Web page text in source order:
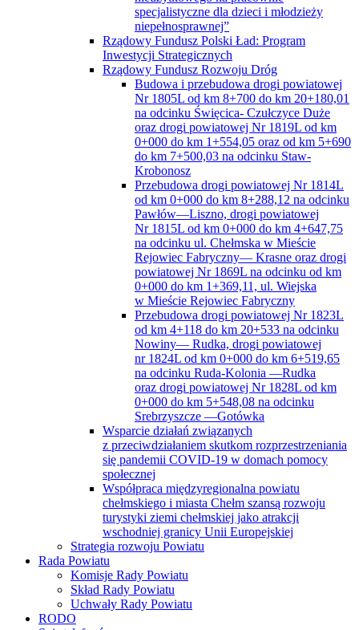
na odcinku Święcica- Czułczyce Duże
oraz drogi powiatowej Nr 1819L od km
0+000 do km 1+554,05 oraz od km 5+690
do km 7+500,03 na odcinku Staw-
Krobonosz
Przebudowa drogi powiatowej Nr 1814L
od km 0+000 do km 8+288,12 na odcinku
Pawłów—Liszno, drogi powiatowej
Nr 1815L od km 0+000 do km 4+647,75
na odcinku ul. Chełmska w Mieście
Rejowiec Fabryczny— Krasne oraz drogi
powiatowej Nr 1869L na odcinku od km
0+000 do km 1+369,11, ul. Wiejska
w Mieście Rejowiec Fabryczny
Przebudowa drogi powiatowej Nr 1823L
od km 4+118 do km 20+533 na odcinku
Nowiny— Rudka, drogi powiatowej
nr 1824L od km 0+000 do km 6+519,65
na odcinku Ruda-Kolonia —Rudka
oraz drogi powiatowej Nr 1828L od km
0+000 do km 5+548,08 na odcinku
Srebrzyszcze —Gotówka
Wsparcie działań związanych
z przeciwdziałaniem skutkom rozprzestrzeniania
się pandemii COVID-19 w domach pomocy
społecznej
Współpraca międzyregionalna powiatu
chełmskiego i miasta Chełm szansą rozwoju
turystyki ziemi chełmskiej jako atrakcji
wschodniej granicy Unii Europejskiej
Strategia rozwoju Powiatu
Rada Powiatu
Komisje Rady Powiatu
Skład Rady Powiatu
Uchwały Rady Powiatu
Spis telefonów
Stan przejezdności dróg
STAROSTWO
Kierownictwo
Sekretarz Powiatu
Skarbnik Powiatu